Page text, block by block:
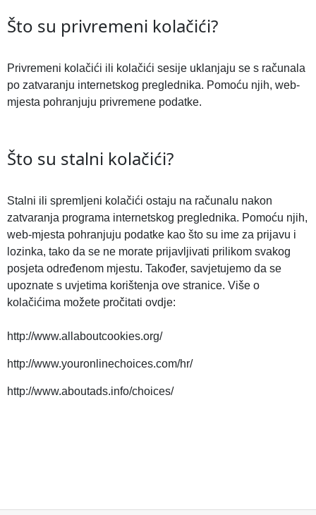
Što su privremeni kolačići?
Privremeni kolačići ili kolačići sesije uklanjaju se s računala
po zatvaranju internetskog preglednika. Pomoću njih, web-
mjesta pohranjuju privremene podatke.
Što su stalni kolačići?
Stalni ili spremljeni kolačići ostaju na računalu nakon
zatvaranja programa internetskog preglednika. Pomoću njih,
web-mjesta pohranjuju podatke kao što su ime za prijavu i
lozinka, tako da se ne morate prijavljivati prilikom svakog
posjeta određenom mjestu. Također, savjetujemo da se
upoznate s uvjetima korištenja ove stranice. Više o
kolačićima možete pročitati ovdje:
http://www.allaboutcookies.org/
http://www.youronlinechoices.com/hr/
http://www.aboutads.info/choices/